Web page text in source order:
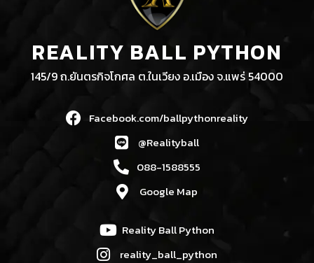
REALITY BALL PYTHON
145/9 ถ.ยันตรกิจโกศล ต.ในเวียง อ.เมือง จ.แพร่ 54000
Facebook.com/ballpythonreality
@Realityball
088-1588555
Google Map
Reality Ball Python
reality_ball_python